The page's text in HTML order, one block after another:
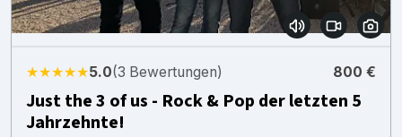
★★★★★5.0(3 Bewertungen) 800 €
Just the 3 of us - Rock & Pop der letzten 5
Jahrzehnte!